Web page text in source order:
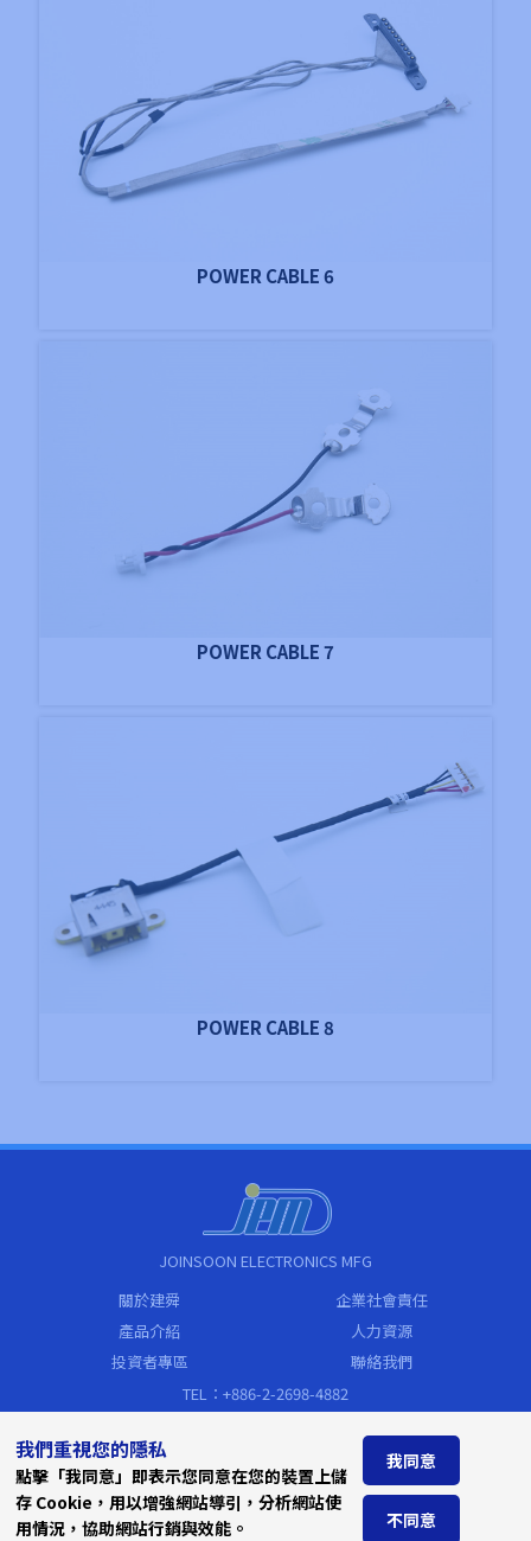
POWER CABLE 6
POWER CABLE 7
POWER CABLE 8
JOINSOON ELECTRONICS MFG
關於建舜
企業社會責任
產品介紹
人力資源
投資者專區
聯絡我們
TEL：+886-2-2698-4882
Address
新北市汐止區新台五路一段79號19樓
(遠東世界中心C棟)
我們重視您的隱私
點擊「我同意」即表示您同意在您的裝置上儲
存 Cookie，用以增強網站導引，分析網站使
用情況，協助網站行銷與效能。
我同意
不同意